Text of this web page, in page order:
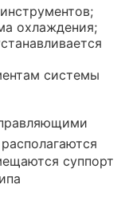
охлаждения;
системы
суппорт